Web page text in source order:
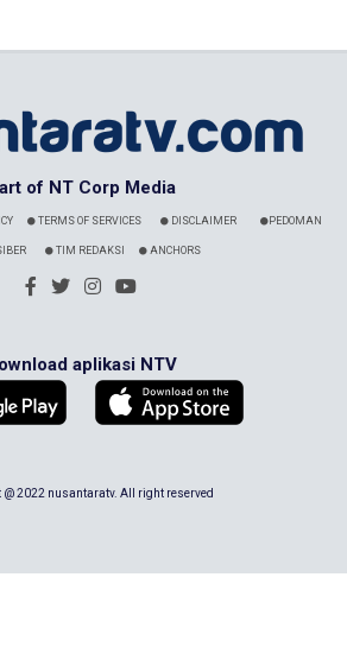
of NT Corp Media
TERMS OF SERVICES DISCLAIMER PEDOMAN
TIM REDAKSI ANCHORS
aplikasi NTV
@ 2022 nusantaratv. All right reserved